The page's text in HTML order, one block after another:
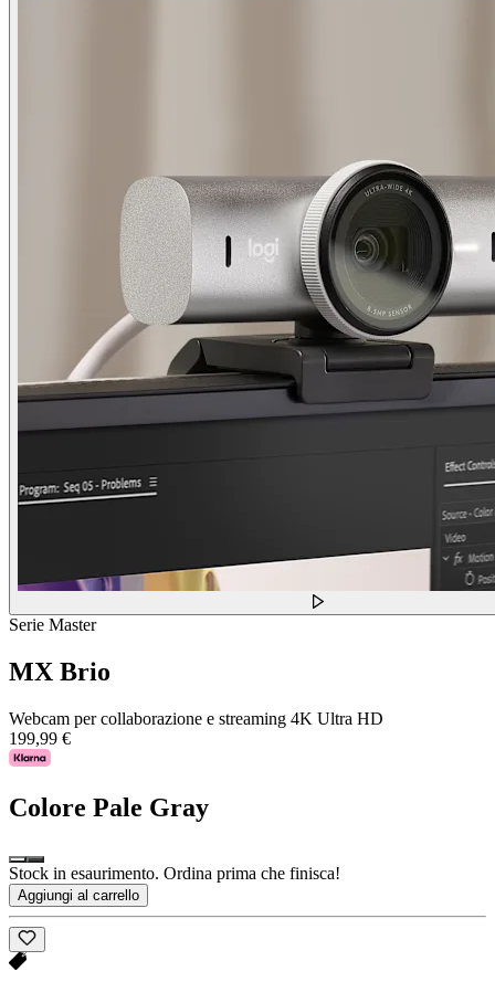
Serie Master
MX Brio
Webcam per collaborazione e streaming 4K Ultra HD
199,99 €
Colore Pale Gray
Stock in esaurimento. Ordina prima che finisca!
Aggiungi al carrello